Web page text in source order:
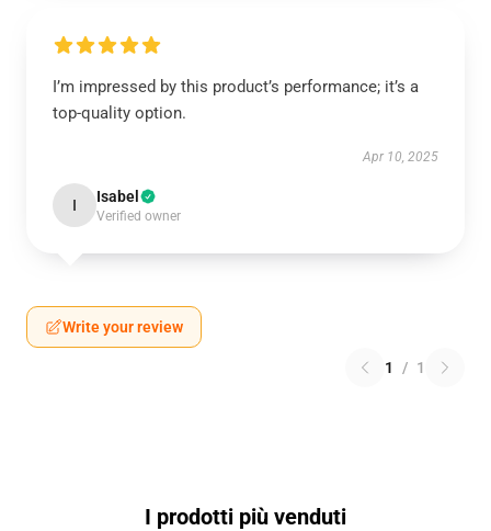
I’m impressed by this product’s performance; it’s a
top-quality option.
Apr 10, 2025
I Isabel
Verified owner
Write your review
1 / 1
I prodotti più venduti